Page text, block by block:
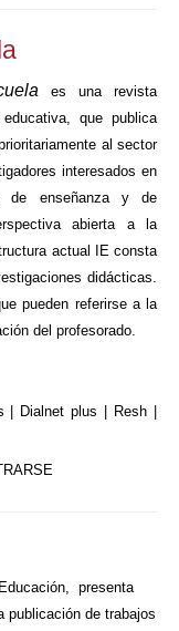
es una revista
que publica
al sector
interesados en
de enseñanza y de
abierta a la
actual IE consta
didácticas.
pueden referirse a la
del profesorado.
| Dialnet plus | Resh |
presenta
publicación de trabajos